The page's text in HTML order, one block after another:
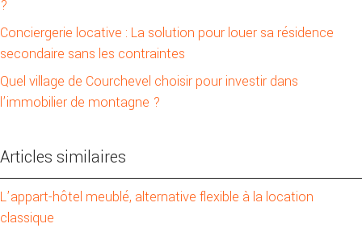
?
Conciergerie locative : La solution pour louer sa résidence
secondaire sans les contraintes
Quel village de Courchevel choisir pour investir dans
l’immobilier de montagne ?
Articles similaires
L’appart-hôtel meublé, alternative flexible à la location
classique